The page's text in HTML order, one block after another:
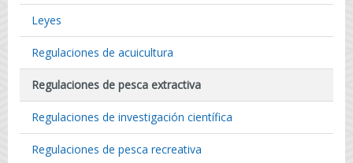
Leyes
Regulaciones de acuicultura
Regulaciones de pesca extractiva
Regulaciones de investigación científica
Regulaciones de pesca recreativa